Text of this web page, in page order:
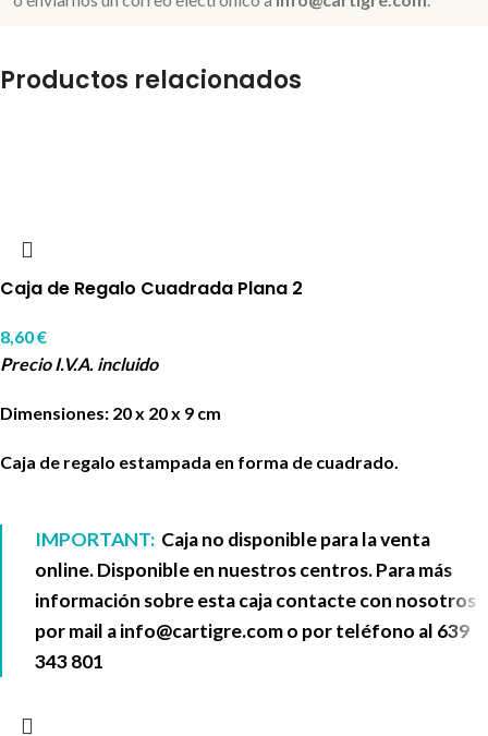
Productos relacionados
Caja de Regalo Cuadrada Plana 2
8,60€
Precio I.V.A. incluido
Dimensiones: 20 x 20 x 9 cm
Caja de regalo estampada en forma de cuadrado.
IMPORTANT: Caja no disponible para la venta
online. Disponible en nuestros centros. Para más
información sobre esta caja contacte con nosotros
por mail ainfo@cartigre.como por teléfono al 639
343 801